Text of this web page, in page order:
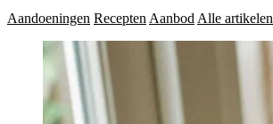
Aandoeningen Recepten Aanbod Alle artikelen